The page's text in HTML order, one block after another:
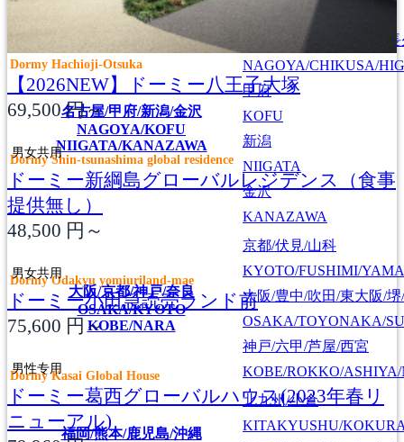
UTSUNOMIYA
名古屋/甲府/新潟/金沢
NAGOYA/KOFU
NIIGATA/KANAZAWA
名古屋/千種/東山/日進/
NAGOYA/CHIKUSA/
甲府
KOFU
新潟
NIIGATA
金沢
KANAZAWA
大阪/京都/神戸/奈良
OSAKA/KYOTO
KOBE/NARA
京都/伏見/山科
KYOTO/FUSHIMI/
大阪/豊中/吹田/東大阪/
OSAKA/TOYONAKA/
神戸/六甲/芦屋/西宮
KOBE/ROKKO/
福岡/熊本/鹿児島/沖縄
北九州/小倉
KITAKYUSHU/
Dormy Hachioji-Otsuka
【2026NEW】ドーミー八王子大塚
69,500円～
男女共用
Dormy Shin-tsunashima global residence
ドーミー新綱島グローバルレジデンス（食事
提供無し）
48,500 円～
男女共用
Dormy Odakyu yomiuriland-mae
ドーミー小田急読売ランド前
75,600 円～
男性专用
Dormy Kasai Global House
ドーミー葛西グローバルハウス(2023年春リ
ニューアル)